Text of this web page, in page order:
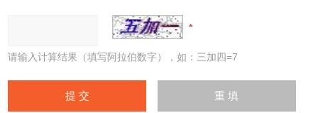
请输入计算结果（填写阿拉伯数字），如：三加四=7